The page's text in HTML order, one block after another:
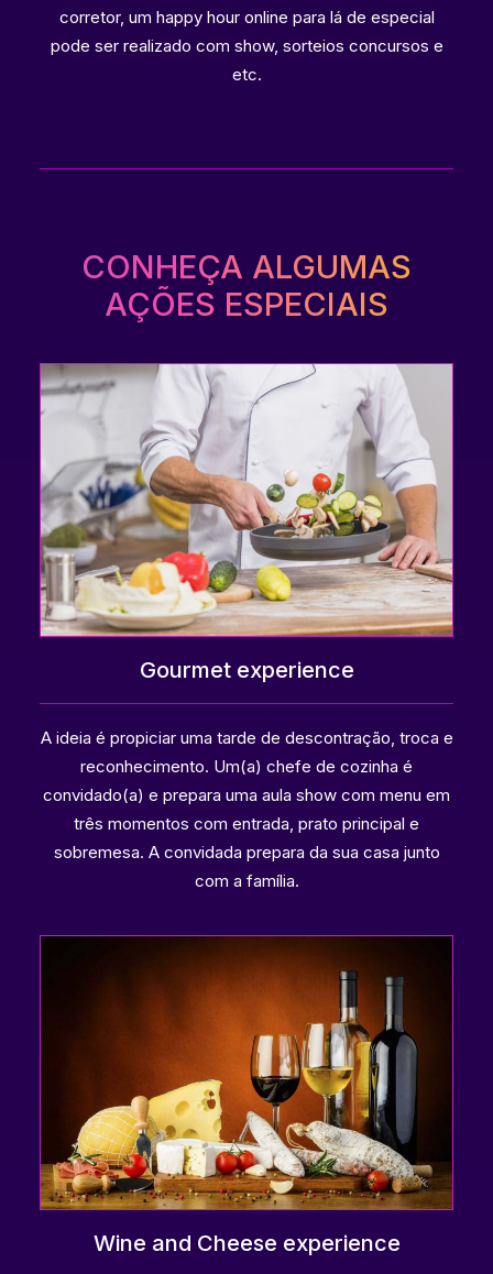
corretor, um happy hour online para lá de especial
pode ser realizado com show, sorteios concursos e
etc.
CONHEÇA ALGUMAS
AÇÕES ESPECIAIS
Gourmet experience
A ideia é propiciar uma tarde de descontração, troca e
reconhecimento. Um(a) chefe de cozinha é
convidado(a) e prepara uma aula show com menu em
três momentos com entrada, prato principal e
sobremesa. A convidada prepara da sua casa junto
com a família.
Wine and Cheese experience